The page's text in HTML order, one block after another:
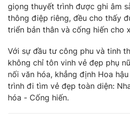
giọng thuyết trình được ghi âm
thông điệp riêng, đều cho thấy
triển bản thân và cống hiến cho
Với sự đầu tư công phu và tinh
không chỉ tôn vinh vẻ đẹp phụ
nối văn hóa, khẳng định Hoa
trình đi tìm vẻ đẹp toàn diện:
hóa - Cống hiến.